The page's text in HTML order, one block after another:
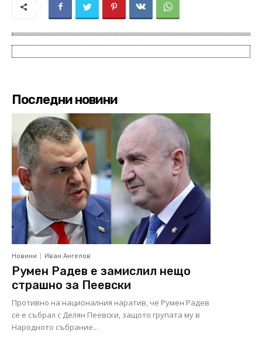
Последни новини
Новини Иван Ангелов
Румен Радев е замислил нещо
страшно за Пеевски
Противно на националния наратив, че Румен Радев
се е събрал с Делян Пеевски, защото групата му в
Народното събрание...